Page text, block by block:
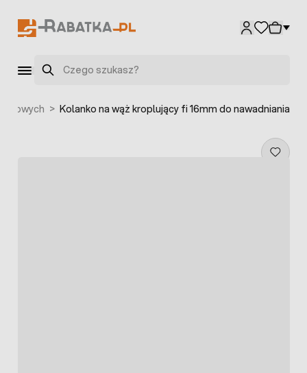
Szukaj
> Kolanko na wąż kroplujący fi 16mm do nawadniania